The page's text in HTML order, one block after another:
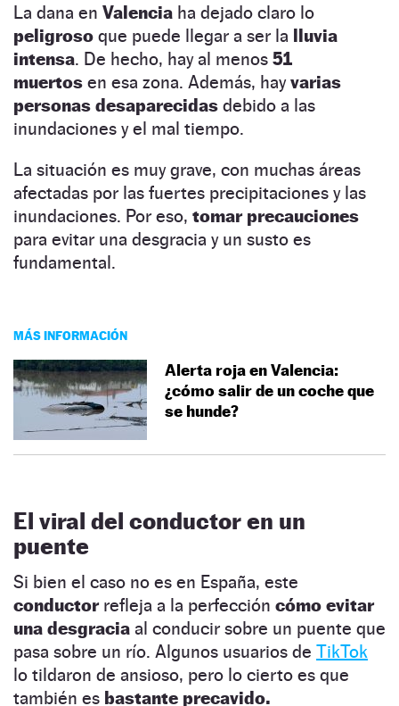
La dana en Valencia ha dejado claro lo
peligroso que puede llegar a ser la lluvia
intensa. De hecho, hay al menos 51
muertos en esa zona. Además, hayvarias
personas desaparecidas debido a las
inundaciones y el mal tiempo.
La situación es muy grave, con muchas áreas
afectadas por las fuertes precipitaciones y las
inundaciones. Por eso, tomar precauciones
para evitar una desgracia y un susto es
fundamental.
MÁS INFORMACIÓN
Alerta roja en Valencia:
¿cómo salir de un coche que
se hunde?
El viral del conductor en un
puente
Si bien el caso no es en España, este
conductor refleja a la perfección cómo evitar
una desgracia al conducir sobre un puente que
pasa sobre un río. Algunos usuarios de TikTok
lo tildaron de ansioso, pero lo cierto es que
también es bastante precavido.